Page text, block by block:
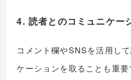
4. 読者とのコミュニケー
コメント欄やSNSを活用し
ケーションを取ることも重